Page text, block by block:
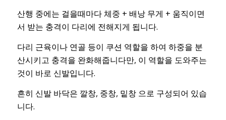
산행 중에는 걸을때마다 체중 + 배낭 무게 + 움직이면
서 받는 충격이 다리에 전해지게 됩니다.
다리 근육이나 연골 등이 쿠션 역할을 하여 하중을 분
산시키고 충격을 완화해줍니다만, 이 역할을 도와주는
것이 바로 신발입니다.
흔히 신발 바닥은 깔창, 중창, 밑창 으로 구성되어 있습
니다.